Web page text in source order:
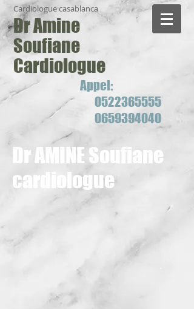
Cardiologue casablanca
Dr Amine
Soufiane
Cardiologue
Appel:
0522365555
0659394040
Dr AMINE Soufiane
cardiologue